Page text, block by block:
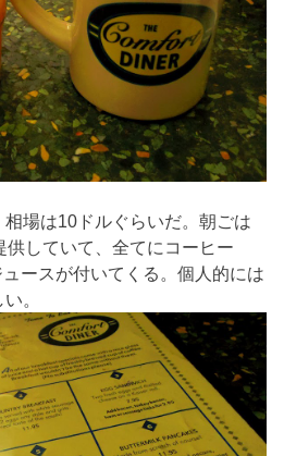
場は10ドルぐらいだ。朝ごは
供していて、全てにコーヒー
ュースが付いてくる。個人的には
。